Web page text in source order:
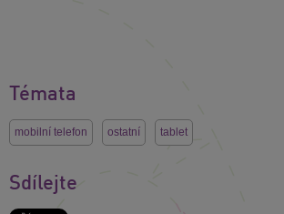
Témata
mobilní telefon ostatní tablet
Sdílejte